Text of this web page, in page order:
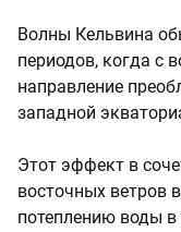
Волны Кельвина
периодов, когда с
направление
западной
Этот эффект в
восточных ветров
потеплению воды в